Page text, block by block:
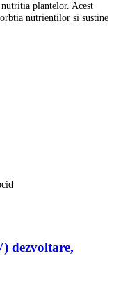
plantelor. Acest
nutrientilor si sustine
dezvoltare,